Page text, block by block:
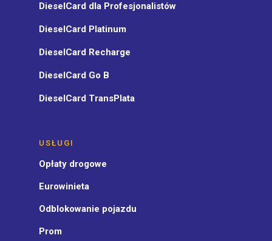
DieselCard dla Profesjonalistów
DieselCard Platinum
DieselCard Recharge
DieselCard Go B
DieselCard TransPlata
USŁUGI
Opłaty drogowe
Eurowinieta
Odblokowanie pojazdu
Prom